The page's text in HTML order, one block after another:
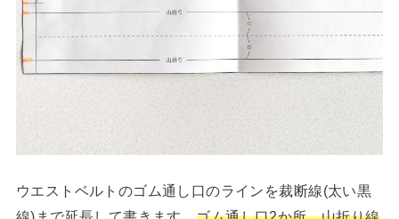
ウエストベルトのゴム通し口のラインを裁断線(太い黒